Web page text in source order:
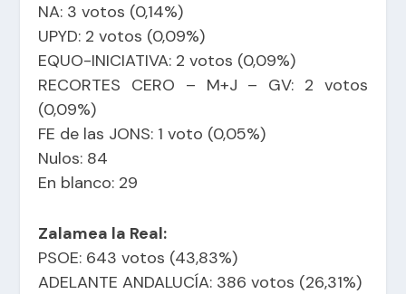
NA: 3 votos (0,14%)
UPYD: 2 votos (0,09%)
EQUO-INICIATIVA: 2 votos (0,09%)
RECORTES CERO – M+J – GV: 2 votos
(0,09%)
FE de las JONS: 1 voto (0,05%)
Nulos: 84
En blanco: 29
Zalamea la Real:
PSOE: 643 votos (43,83%)
ADELANTE ANDALUCÍA: 386 votos (26,31%)